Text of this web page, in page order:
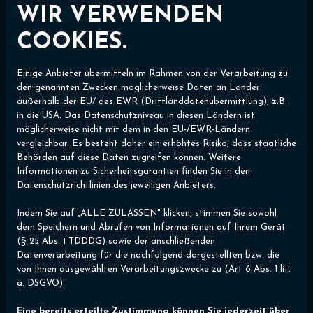
Kunden, für den die strikte Trennung zwischen
angehört.
Google ist Pflicht – aber nicht mehr allein
86 % der Befragten nutzen Google als erste
Anlaufstelle bei der Suche nach lokalen
Dienstleistern. Kein anderes Medium kommt auch
nur annähernd heran. Wer bei Google nicht
gefunden wird, existiert für den Großteil seiner
potenziellen Kunden nicht. Doch hinter dem
Ausdifferenzierung: Instagram (26 %) und Facebook
(22 %) fungieren zunehmend als visuelle
Schaufenster für lokale Services. Nur 1 % der
Befragten verzichtet gänzlich auf digitale
Hilfsmittel bei der Suche.
WIR VERWENDEN
COOKIES.
Einige Anbieter übermitteln im Rahmen von der Verarbeitung zu
den genannten Zwecken möglicherweise Daten an Länder
außerhalb der EU/ des EWR (Drittlanddatenübermittlung), z.B.
in die USA. Das Datenschutzniveau in diesen Ländern ist
möglicherweise nicht mit dem in den EU-/EWR-Ländern
vergleichbar. Es besteht daher ein erhöhtes Risiko, dass staatliche
Behörden auf diese Daten zugreifen können. Weitere
Informationen zu Sicherheitsgarantien finden Sie in den
Datenschutzrichtlinien des jeweiligen Anbieters.
Indem Sie auf „ALLE ZULASSEN" klicken, stimmen Sie sowohl
dem Speichern und Abrufen von Informationen auf Ihrem Gerät
(§ 25 Abs. 1 TDDDG) sowie der anschließenden
Datenverarbeitung für die nachfolgend dargestellten bzw. die
von Ihnen ausgewählten Verarbeitungszwecke zu (Art 6 Abs. 1 lit.
a. DSGVO).